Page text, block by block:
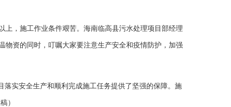
，施工作业条件艰苦。海南临高县污水处理项目部经理
资的同时，叮嘱大家要注意生产安全和疫情防护，加强
实安全生产和顺利完成施工任务提供了坚强的保障。施
）